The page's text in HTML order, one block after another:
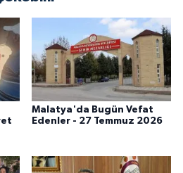
Malatya'da Bugün Vefat
Edenler - 27 Temmuz 2026